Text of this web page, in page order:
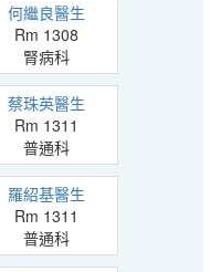
何繼良醫生
Rm 1308
腎病科
蔡珠英醫生
Rm 1311
普通科
羅紹基醫生
Rm 1311
普通科